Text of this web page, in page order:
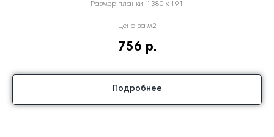
Размер планки: 1380 х 191
Цена за м2
756 р.
Подробнее